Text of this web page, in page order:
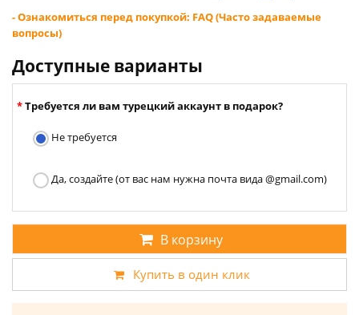
- Ознакомиться перед покупкой: FAQ (Часто задаваемые
вопросы)
Доступные варианты
Требуется ли вам турецкий аккаунт в подарок?
Не требуется
Да, создайте (от вас нам нужна почта вида @gmail.com)
В корзину
Купить в один клик